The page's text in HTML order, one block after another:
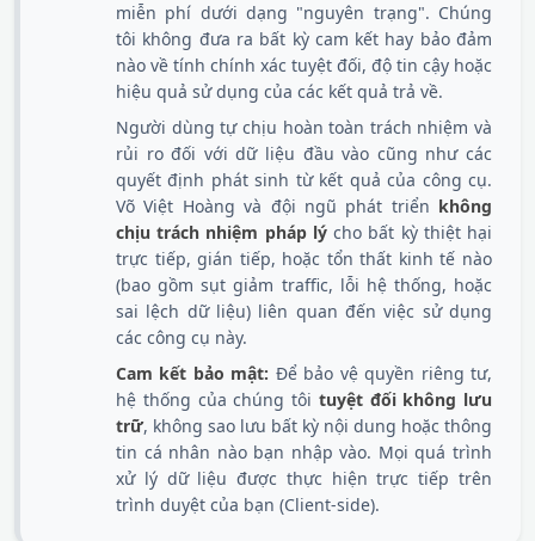
miễn phí dưới dạng "nguyên trạng". Chúng
tôi không đưa ra bất kỳ cam kết hay bảo đảm
nào về tính chính xác tuyệt đối, độ tin cậy hoặc
hiệu quả sử dụng của các kết quả trả về.
Người dùng tự chịu hoàn toàn trách nhiệm và
rủi ro đối với dữ liệu đầu vào cũng như các
quyết định phát sinh từ kết quả của công cụ.
Võ Việt Hoàng và đội ngũ phát triển không
chịu trách nhiệm pháp lýcho bất kỳ thiệt hại
trực tiếp, gián tiếp, hoặc tổn thất kinh tế nào
(bao gồm sụt giảm traffic, lỗi hệ thống, hoặc
sai lệch dữ liệu) liên quan đến việc sử dụng
các công cụ này.
Cam kết bảo mật: Để bảo vệ quyền riêng tư,
hệ thống của chúng tôi tuyệt đối không lưu
trữ, không sao lưu bất kỳ nội dung hoặc thông
tin cá nhân nào bạn nhập vào. Mọi quá trình
xử lý dữ liệu được thực hiện trực tiếp trên
trình duyệt của bạn (Client-side).